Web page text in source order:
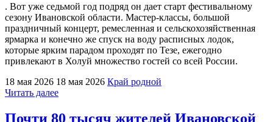
. Вот уже седьмой год подряд он дает старт фестивальному
сезону Ивановской области. Мастер-классы, большой
праздничный концерт, ремесленная и сельскохозяйственная
ярмарка и конечно же спуск на воду расписных лодок,
которые ярким парадом проходят по Тезе, ежегодно
привлекают в Холуй множество гостей со всей России.
18 мая 2026 18 мая 2026 Край родной
Читать далее"В
выходные
Почти 80 тысяч жителей Ивановской